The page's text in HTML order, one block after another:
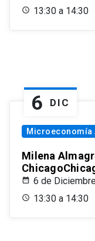
13:30 a 14:30
6 DIC
Microeconomía
Milena
6 de
13:30 a 14:30